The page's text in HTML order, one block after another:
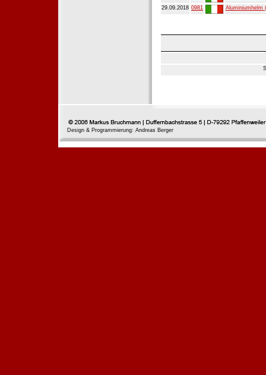
29.09.2018 0981 Aluminiumhelm
Design & Programmierung: Andreas Berger